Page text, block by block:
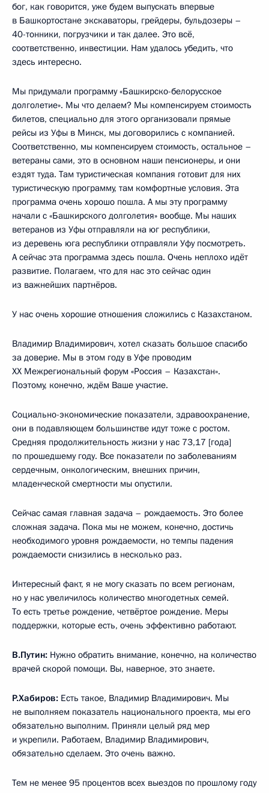
бог, как говорится, уже будем выпускать впервые
в Башкортостане экскаваторы, грейдеры, бульдозеры –
40-тонники, погрузчики и так далее. Это всё,
соответственно, инвестиции. Нам удалось убедить, что
здесь интересно.
Мы придумали программу «Башкирско-белорусское
долголетие». Мы что делаем? Мы компенсируем стоимость
билетов, специально для этого организовали прямые
рейсы из Уфы в Минск, мы договорились с компанией.
Соответственно, мы компенсируем стоимость, остальное –
ветераны сами, это в основном наши пенсионеры, и они
ездят туда. Там туристическая компания готовит для них
туристическую программу, там комфортные условия. Эта
программа очень хорошо пошла. А мы эту программу
начали с «Башкирского долголетия» вообще. Мы наших
ветеранов из Уфы отправляли на юг республики,
из деревень юга республики отправляли Уфу посмотреть.
А сейчас эта программа здесь пошла. Очень неплохо идёт
развитие. Полагаем, что для нас это сейчас один
из важнейших партнёров.
У нас очень хорошие отношения сложились с Казахстаном.
Владимир Владимирович, хотел сказать большое спасибо
за доверие. Мы в этом году в Уфе проводим
XX Межрегиональный форум «Россия – Казахстан».
Поэтому, конечно, ждём Ваше участие.
Социально-экономические показатели, здравоохранение,
они в подавляющем большинстве идут тоже с ростом.
Средняя продолжительность жизни у нас 73,17 [года]
по прошедшему году. Все показатели по заболеваниям
сердечным, онкологическим, внешних причин,
младенческой смертности мы опустили.
Сейчас самая главная задача – рождаемость. Это более
сложная задача. Пока мы не можем, конечно, достичь
необходимого уровня рождаемости, но темпы падения
рождаемости снизились в несколько раз.
Интересный факт, я не могу сказать по всем регионам,
но у нас увеличилось количество многодетных семей.
То есть третье рождение, четвёртое рождение. Меры
поддержки, которые есть, очень эффективно работают.
В.Путин: Нужно обратить внимание, конечно, на количество
врачей скорой помощи. Вы, наверное, это знаете.
Р.Хабиров: Есть такое, Владимир Владимирович. Мы
не выполняем показатель национального проекта, мы его
обязательно выполним. Приняли целый ряд мер
и укрепили. Работаем, Владимир Владимирович,
обязательно сделаем. Это очень важно.
Тем не менее 95 процентов всех выездов по прошлому году